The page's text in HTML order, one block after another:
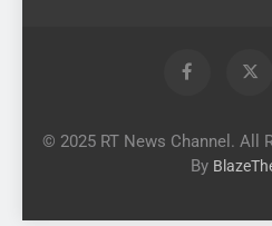
© 2025 RT News Channel. All
By